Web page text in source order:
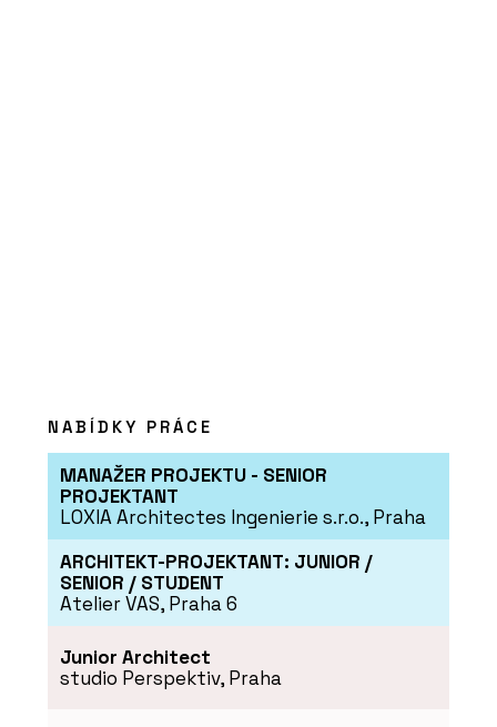
NABÍDKY PRÁCE
MANAŽER PROJEKTU - SENIOR
PROJEKTANT
LOXIA Architectes Ingenierie s.r.o., Praha
ARCHITEKT-PROJEKTANT: JUNIOR /
SENIOR / STUDENT
Atelier VAS, Praha 6
Junior Architect
studio Perspektiv, Praha